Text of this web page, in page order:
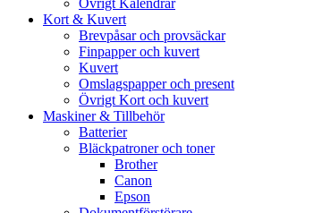
Övrigt Kalendrar
Kort & Kuvert
Brevpåsar och provsäckar
Finpapper och kuvert
Kuvert
Omslagspapper och present
Övrigt Kort och kuvert
Maskiner & Tillbehör
Batterier
Bläckpatroner och toner
Brother
Canon
Epson